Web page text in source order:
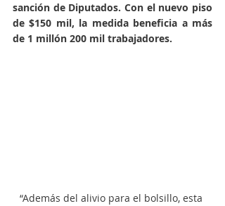
sanción de Diputados. Con el nuevo piso
de $150 mil, la medida beneficia a más
de 1 millón 200 mil trabajadores.
“Además del alivio para el bolsillo, esta